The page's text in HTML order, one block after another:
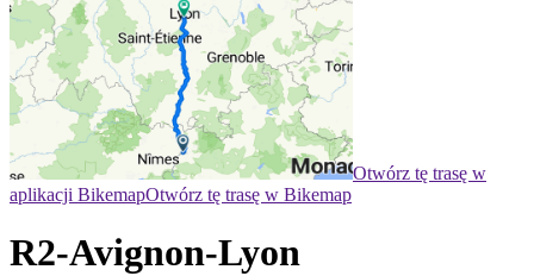
Otwórz tę trasę w
aplikacji BikemapOtwórz tę trasę w Bikemap
R2-Avignon-Lyon